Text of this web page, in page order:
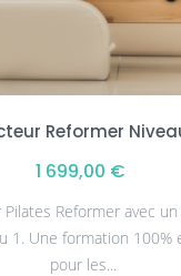
Reformer Niveau
1 699,00 €
Reformer avec
1. Une formation 100%
pour les...